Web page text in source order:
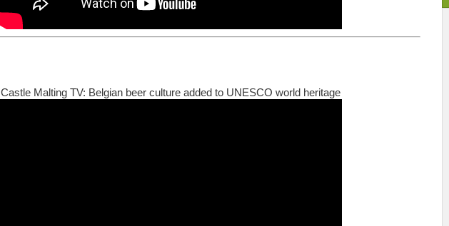
Castle Malting TV: Belgian beer culture added to UNESCO world heritage